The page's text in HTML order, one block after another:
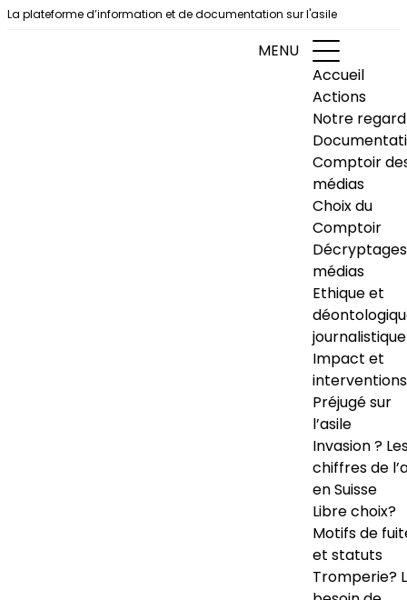
Aller au contenu
La plateforme d’information et de documentation sur l'asile
MENU
Accueil
Actions
Notre regard
Comptoir
médias
Choix du
Comptoir
Décryptages
médias
Ethique et
journalistique
Impact et
interventions
Préjugé sur
l’asile
Invasion ?
chiffres de
en Suisse
Libre choix?
Motifs de
et statuts
Tromperie?